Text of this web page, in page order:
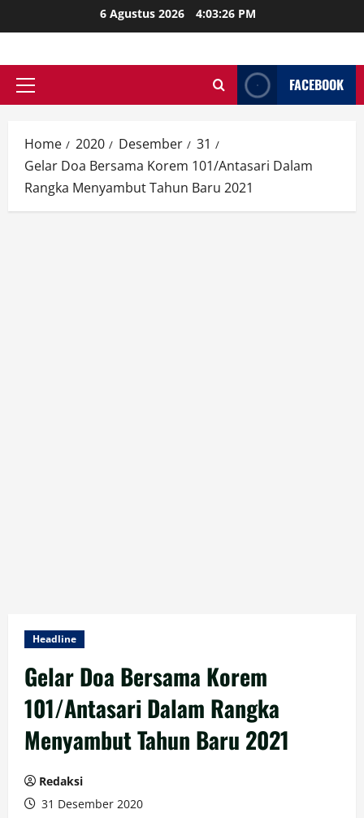
to
6 Agustus 2026 4:03:27 PM
Primary
FACEBOOK
Home 2020 Desember
31
Gelar Doa Bersama Korem 101/Antasari Dalam
Rangka Menyambut Tahun Baru 2021
Headline
Gelar Doa Bersama Korem
101/Antasari Dalam Rangka
Menyambut Tahun Baru 2021
Redaksi
31 Desember 2020